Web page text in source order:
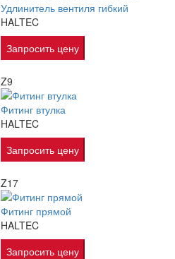
Удлинитель вентиля гибкий
HALTEC
Запросить цену
Z9
Фитинг втулка
HALTEC
Запросить цену
Z17
Фитинг прямой
HALTEC
Запросить цену